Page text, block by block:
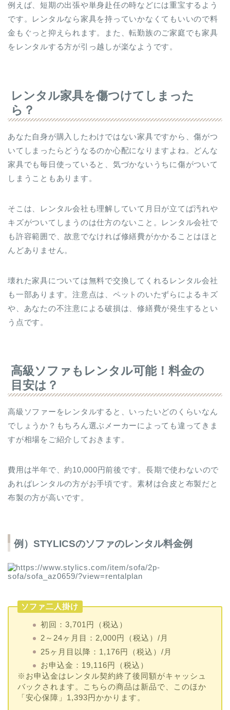
例えば、短期の出張や単身赴任の時などには重宝するよう
です。レンタルなら家具を持っていかなくてもいいので料
金もぐっと抑えられます。また、転勤族のご家庭でも家具
をレンタルする方が引っ越しが楽なようです。
レンタル家具を傷つけてしまった
ら？
あなた自身が購入したわけではない家具ですから、傷がつ
いてしまったらどうなるのか心配になりますよね。どんな
家具でも毎日使っていると、気づかないうちに傷がついて
しまうこともあります。
そこは、レンタル会社も理解していて月日が立てば汚れや
キズがついてしまうのは仕方のないこと。レンタル会社で
も許容範囲で、故意でなければ修繕費がかかることはほと
んどありません。
壊れた家具については無料で交換してくれるレンタル会社
も一部あります。注意点は、ペットのいたずらによるキズ
や、あなたの不注意による破損は、修繕費が発生するとい
う点です。
高級ソファもレンタル可能！料金の
目安は？
高級ソファーをレンタルすると、いったいどのくらいなん
でしょうか？もちろん選ぶメーカーによっても違ってきま
すが相場をご紹介しておきます。
費用は半年で、約10,000円前後です。長期で使わないので
あればレンタルの方がお手頃です。素材は合皮と布製だと
布製の方が高いです。
例）STYLICSのソファのレンタル料金例
ソファ二人掛け
初回：3,701円（税込）
2～24ヶ月目：2,000円（税込）/月
25ヶ月目以降：1,176円（税込）/月
お申込金：19,116円（税込）
※お申込金はレンタル契約終了後同額がキャッシュ
バックされます。こちらの商品は新品で、このほか
「安心保障」1,393円かかります。